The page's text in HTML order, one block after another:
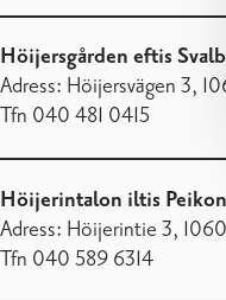
Höijersgården eftis
Adress: Höijersvägen 3,
Tfn 040 481 0415
Höijerintalon iltis
Adress: Höijerintie 3,
Tfn 040 589 6314